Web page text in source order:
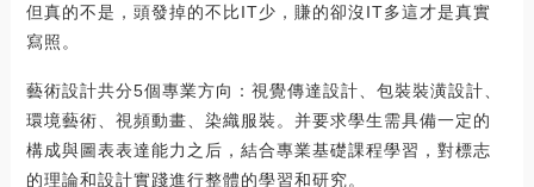
但真的不是，頭發掉的不比IT少，賺的卻沒IT多這才是真實
寫照。
藝術設計共分5個專業方向：視覺傳達設計、包裝裝潢設計、
環境藝術、視頻動畫、染織服裝。并要求學生需具備一定的
構成與圖表表達能力之后，結合專業基礎課程學習，對標志
的理論和設計實踐進行整體的學習和研究。